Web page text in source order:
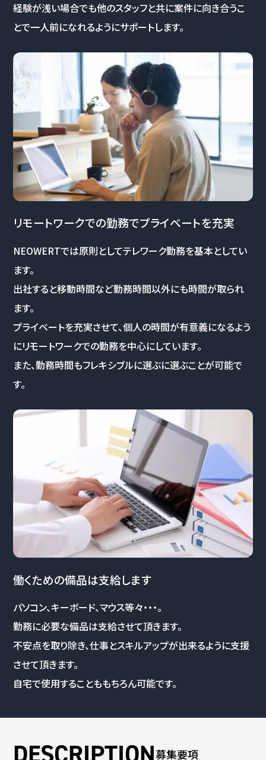
経験が浅い場合でも他のスタッフと共に案件に向き合うこ
とで一人前になれるようにサポートします。
リモートワークでの勤務でプライベートを充実
NEOWERTでは原則としてテレワーク勤務を基本としてい
ます。
出社すると移動時間など勤務時間以外にも時間が取られ
ます。
プライベートを充実させて、個人の時間が有意義になるよう
にリモートワークでの勤務を中心にしています。
また、勤務時間もフレキシブルに選ぶに選ぶことが可能で
す。
働くための備品は支給します
パソコン、キーボード、マウス等々・・・。
勤務に必要な備品は支給させて頂きます。
不安点を取り除き、仕事とスキルアップが出来るように支援
させて頂きます。
自宅で使用することももちろん可能です。
募集要項